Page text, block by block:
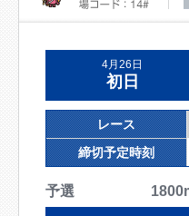
4月26日
初日
レース
締切予定時刻
予選